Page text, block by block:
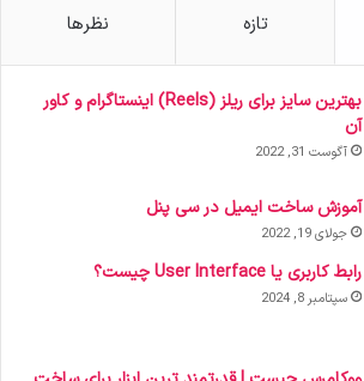
تازه نظرها
بهترین سایز برای ریلز (Reels) اینستاگرام و کاور
آن
آگوست 31, 2022
آموزش ساخت ایمیل در سی پنل
جولای 19, 2022
رابط کاربری یا User Interface چیست؟
سپتامبر 8, 2024